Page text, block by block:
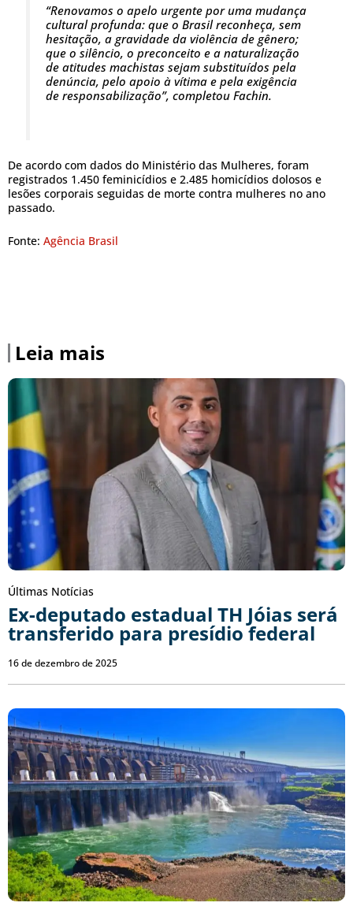
“Renovamos o apelo urgente por uma mudança
cultural profunda: que o Brasil reconheça, sem
hesitação, a gravidade da violência de gênero;
que o silêncio, o preconceito e a naturalização
de atitudes machistas sejam substituídos pela
denúncia, pelo apoio à vítima e pela exigência
de responsabilização”, completou Fachin.
De acordo com dados do Ministério das Mulheres, foram
registrados 1.450 feminicídios e 2.485 homicídios dolosos e
lesões corporais seguidas de morte contra mulheres no ano
passado.
Fonte: Agência Brasil
Leia mais
Últimas Notícias
Ex-deputado estadual TH Jóias será
transferido para presídio federal
16 de dezembro de 2025